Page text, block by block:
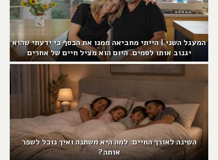
המעגל השני | הייתי מחביאה ממנו את הכסף כי ידעתי שהוא
יגנוב אותו לסמים. היום הוא מציל חיים של אחרים
השינה לאורך החיים: למה היא משתנה ואיך נוכל לשפר
אותה?